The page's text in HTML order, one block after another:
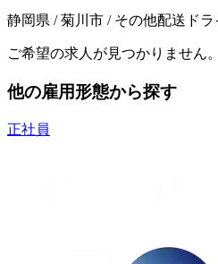
静岡県 / 菊川市 / その他配送ド
ご希望の求人が見つかりません。
他の雇用形態から探す
正社員